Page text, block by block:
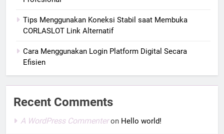
Tips Menggunakan Koneksi Stabil saat Membuka
CORLASLOT Link Alternatif
Cara Menggunakan Login Platform Digital Secara
Efisien
Recent Comments
A WordPress Commenteron Hello world!